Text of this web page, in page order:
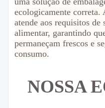
ecologicamente correta.
atende aos requisitos de
alimentar, garantindo
permaneçam frescos e
consumo.
NOSSA